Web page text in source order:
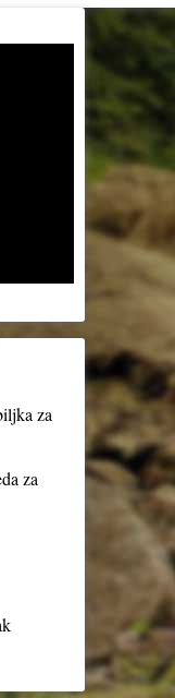
za
za